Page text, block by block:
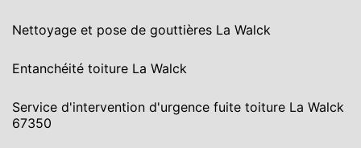
Nettoyage et pose de gouttières La Walck
Entanchéité toiture La Walck
Service d'intervention d'urgence fuite toiture La Walck
67350